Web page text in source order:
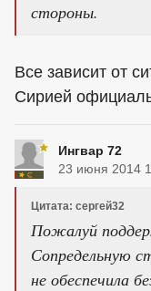
стороны.
Все зависит от
Сирией
Ингвар 72
23 июня 2014
Цитата: сергей32
Пожалуй
Сопредельную
не обеспечила